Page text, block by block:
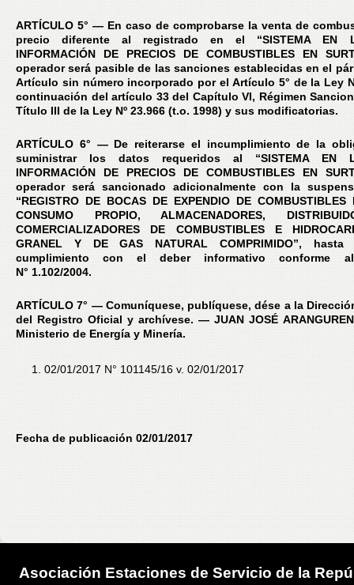
ARTÍCULO 5° — En caso de comprobarse la venta de
precio diferente al registrado en el “SISTEMA EN
INFORMACIÓN DE PRECIOS DE COMBUSTIBLES EN
operador será pasible de las sanciones establecidas en el
Artículo sin número incorporado por el Artículo 5° de la Ley
continuación del artículo 33 del Capítulo VI, Régimen
Título III de la Ley Nº 23.966 (t.o. 1998) y sus modificatorias.
ARTÍCULO 6° — De reiterarse el incumplimiento de la
suministrar los datos requeridos al “SISTEMA EN
INFORMACIÓN DE PRECIOS DE COMBUSTIBLES EN
operador será sancionado adicionalmente con la
“REGISTRO DE BOCAS DE EXPENDIO DE COMBUSTIBLES
CONSUMO PROPIO, ALMACENADORES,
COMERCIALIZADORES DE COMBUSTIBLES E
GRANEL Y DE GAS NATURAL COMPRIMIDO”,
cumplimiento con el deber informativo conforme
N° 1.102/2004.
ARTÍCULO 7° — Comuníquese, publíquese, dése a la
del Registro Oficial y archívese. — JUAN JOSÉ
Ministerio de Energía y Minería.
02/01/2017 N° 101145/16 v. 02/01/2017
Fecha de publicación 02/01/2017
Asociación Estaciones de Servicio de la